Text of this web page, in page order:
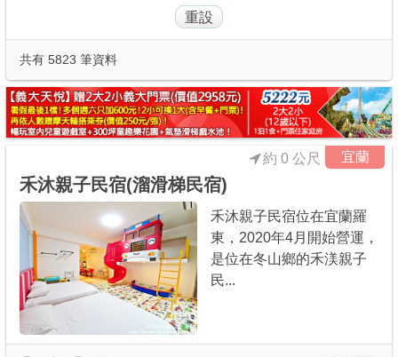
APP下載
共有 5823 筆資料
宜蘭
禾沐親子民宿(溜滑梯民宿)
約 0 公尺
禾沐親子民宿位在宜蘭羅
東，2020年4月開始營運，
是位在冬山鄉的禾渼親子
民...